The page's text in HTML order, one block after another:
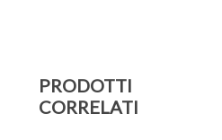
PRODOTTI
CORRELATI